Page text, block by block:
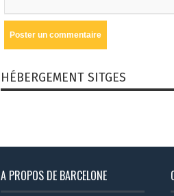
HÉBERGEMENT SITGES
A PROPOS DE BARCELONE